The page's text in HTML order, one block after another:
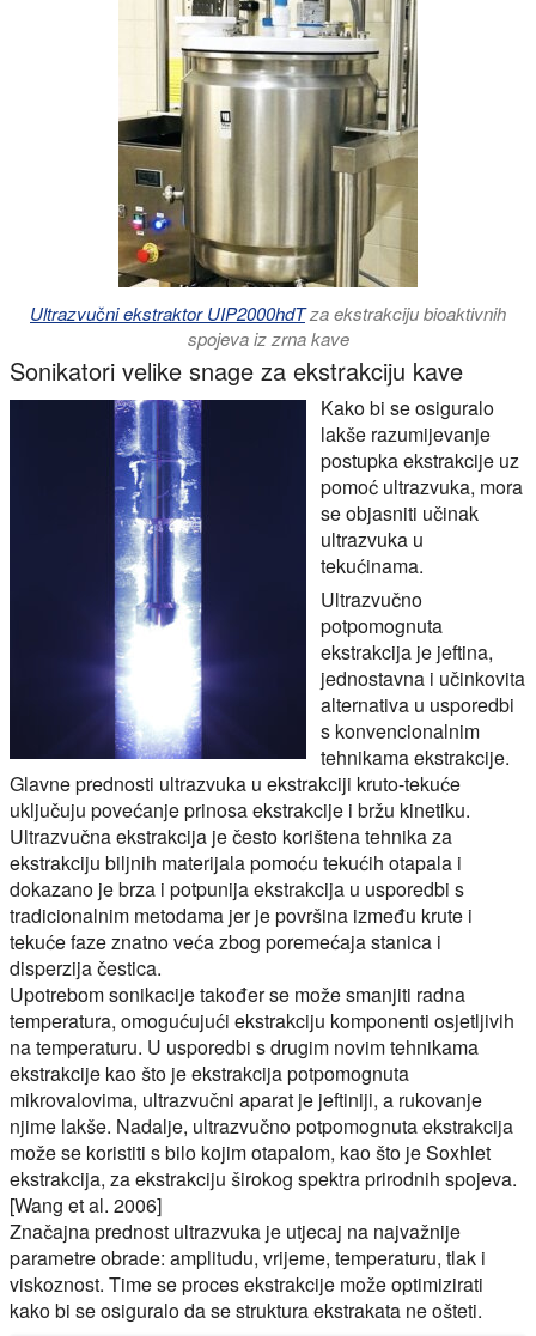
Ultrazvučni ekstraktor UIP2000hdTza ekstrakciju bioaktivnih
spojeva iz zrna kave
Sonikatori velike snage za ekstrakciju kave
Kako bi se osiguralo
lakše razumijevanje
postupka ekstrakcije uz
pomoć ultrazvuka, mora
se objasniti učinak
ultrazvuka u
tekućinama.
Ultrazvučno
potpomognuta
ekstrakcija je jeftina,
jednostavna i učinkovita
alternativa u usporedbi
s konvencionalnim
tehnikama ekstrakcije.
Glavne prednosti ultrazvuka u ekstrakciji kruto-tekuće
uključuju povećanje prinosa ekstrakcije i bržu kinetiku.
Ultrazvučna ekstrakcija je često korištena tehnika za
ekstrakciju biljnih materijala pomoću tekućih otapala i
dokazano je brza i potpunija ekstrakcija u usporedbi s
tradicionalnim metodama jer je površina između krute i
tekuće faze znatno veća zbog poremećaja stanica i
disperzija čestica.
Upotrebom sonikacije također se može smanjiti radna
temperatura, omogućujući ekstrakciju komponenti osjetljivih
na temperaturu. U usporedbi s drugim novim tehnikama
ekstrakcije kao što je ekstrakcija potpomognuta
mikrovalovima, ultrazvučni aparat je jeftiniji, a rukovanje
njime lakše. Nadalje, ultrazvučno potpomognuta ekstrakcija
može se koristiti s bilo kojim otapalom, kao što je Soxhlet
ekstrakcija, za ekstrakciju širokog spektra prirodnih spojeva.
[Wang et al. 2006]
Značajna prednost ultrazvuka je utjecaj na najvažnije
parametre obrade: amplitudu, vrijeme, temperaturu, tlak i
viskoznost. Time se proces ekstrakcije može optimizirati
kako bi se osiguralo da se struktura ekstrakata ne ošteti.